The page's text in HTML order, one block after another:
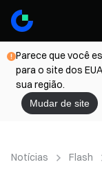
Parece que você
para o site dos
sua região.
Mudar de site
Notícias Flash